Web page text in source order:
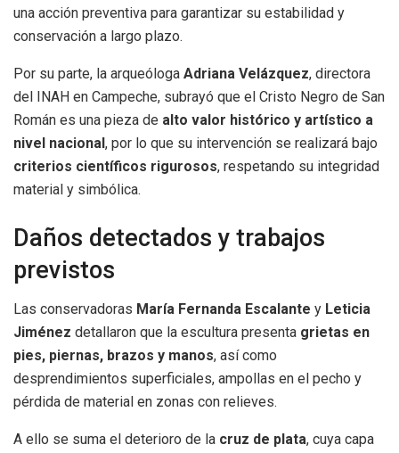
una acción preventiva para garantizar su estabilidad y
conservación a largo plazo.
Por su parte, la arqueóloga Adriana Velázquez, directora
del INAH en Campeche, subrayó que el Cristo Negro de San
Román es una pieza de alto valor histórico y artístico a
nivel nacional, por lo que su intervención se realizará bajo
criterios científicos rigurosos, respetando su integridad
material y simbólica.
Daños detectados y trabajos
previstos
Las conservadoras María Fernanda Escalante y Leticia
Jiménez detallaron que la escultura presenta grietas en
pies, piernas, brazos y manos, así como
desprendimientos superficiales, ampollas en el pecho y
pérdida de material en zonas con relieves.
A ello se suma el deterioro de la cruz de plata, cuya capa